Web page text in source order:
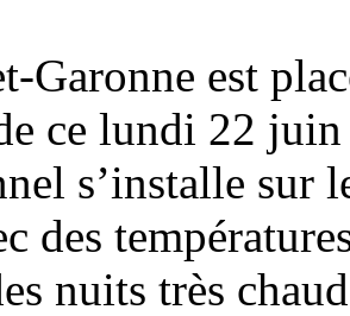
Garonne est
ce lundi 22
s’installe sur
des
nuits très